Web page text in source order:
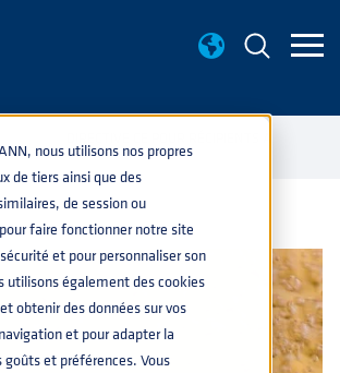
nous utilisons nos propres
de tiers ainsi que des
de session ou
faire fonctionner notre site
et pour personnaliser son
utilisons également des cookies
obtenir des données sur vos
et pour adapter la
goûts et préférences. Vous